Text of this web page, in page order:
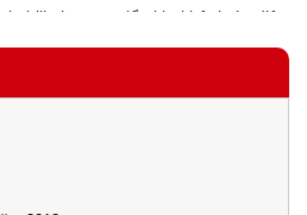
bill phục vụ triển khai bệnh án điện
20262018